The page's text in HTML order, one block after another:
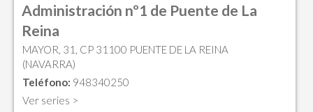
Administración nº1 de Puente de La
Reina
MAYOR, 31, CP 31100 PUENTE DE LA REINA
(NAVARRA)
Teléfono: 948340250
Ver series >